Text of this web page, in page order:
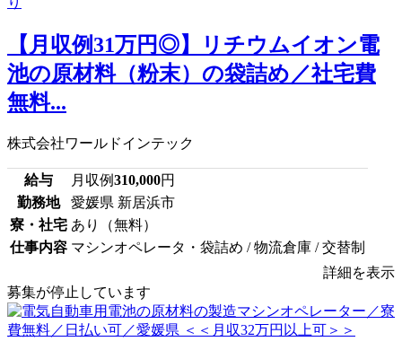
【月収例31万円◎】リチウムイオン電
池の原材料（粉末）の袋詰め／社宅費
無料...
株式会社ワールドインテック
給与 月収例310,000円
勤務地
愛媛県 新居浜市
寮・社宅 あり（無料）
仕事内容 マシンオペレータ・袋詰め / 物流倉庫 / 交替制
詳細を表示
募集が停止しています